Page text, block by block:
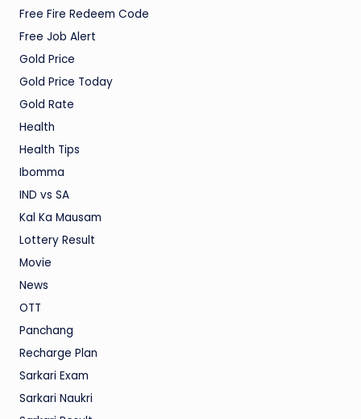
Free Fire Redeem Code
Free Job Alert
Gold Price
Gold Price Today
Gold Rate
Health
Health Tips
Ibomma
IND vs SA
Kal Ka Mausam
Lottery Result
Movie
News
OTT
Panchang
Recharge Plan
Sarkari Exam
Sarkari Naukri